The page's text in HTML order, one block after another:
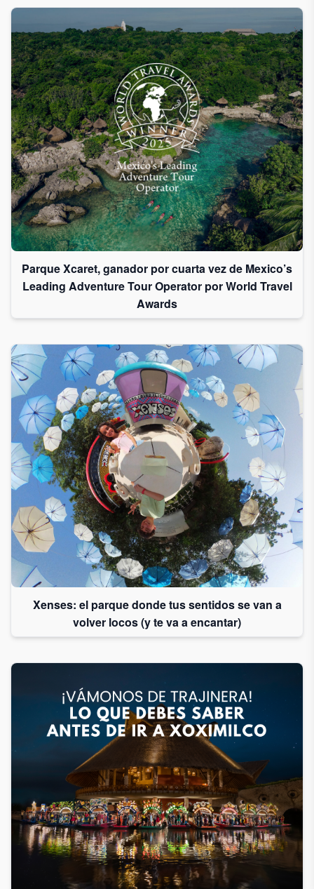
Parque Xcaret, ganador por cuarta vez de Mexico’s
Leading Adventure Tour Operator por World Travel
Awards
Xenses: el parque donde tus sentidos se van a
volver locos (y te va a encantar)